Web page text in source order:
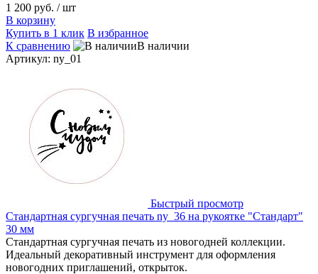
1 200 руб. / шт
В корзину
Купить в 1 клик В избранное
К сравнению
В наличии
Артикул: ny_01
Быстрый просмотр
Стандартная сургучная печать ny_36 на рукоятке "Стандарт"
30 мм
Стандартная сургучная печать из новогодней коллекции.
Идеальный декоративный инструмент для оформления
новогодних приглашений, открыток.